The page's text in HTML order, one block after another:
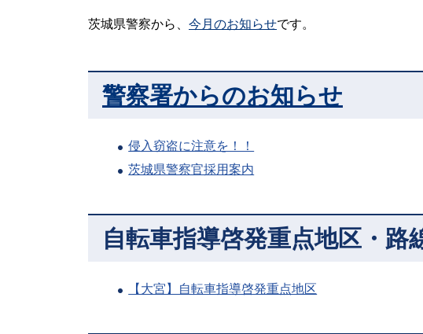
茨城県警察から、 今月のお知らせです。
警察署からのお知らせ
侵入窃盗に注意を！！
茨城県警察官採用案内
自転車指導啓発重点地区・路
【大宮】自転車指導啓発重点地区